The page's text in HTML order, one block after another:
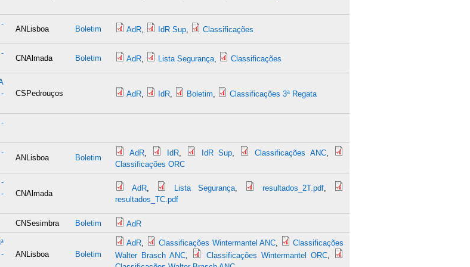
ANLisboa Boletim AdR IdR Sup Classificações
CNAlmada Boletim AdR Lista Segurança Classificações
CSPedrouços AdR IdR Boletim Classificações 3ª Regata
ANLisboa Boletim
AdR, IdR, IdR Sup Classificações ANC
Classificações ORC
CNAlmada
AdR, Lista Segurança resultados_2T.pdf
resultados_TC.pdf
CNSesimbra Boletim AdR
ANLisboa Boletim
AdR Classificações Wintermantel ANC
Classificações
Walter Brasch ANC
Classificações Wintermantel ORC,